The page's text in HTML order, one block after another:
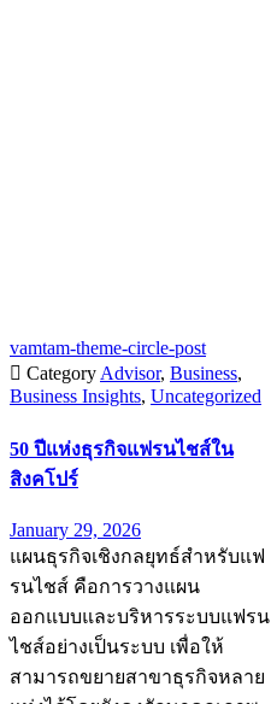
vamtam-theme-circle-post
 CategoryAdvisor, Business,
Business Insights, Uncategorized
50 ปีแห่งธุรกิจแฟรนไชส์ใน
สิงคโปร์
January 29, 2026
แผนธุรกิจเชิงกลยุทธ์สำหรับแฟ
รนไชส์ คือการวางแผน
ออกแบบและบริหารระบบแฟรน
ไชส์อย่างเป็นระบบ เพื่อให้
สามารถขยายสาขาธุรกิจหลาย